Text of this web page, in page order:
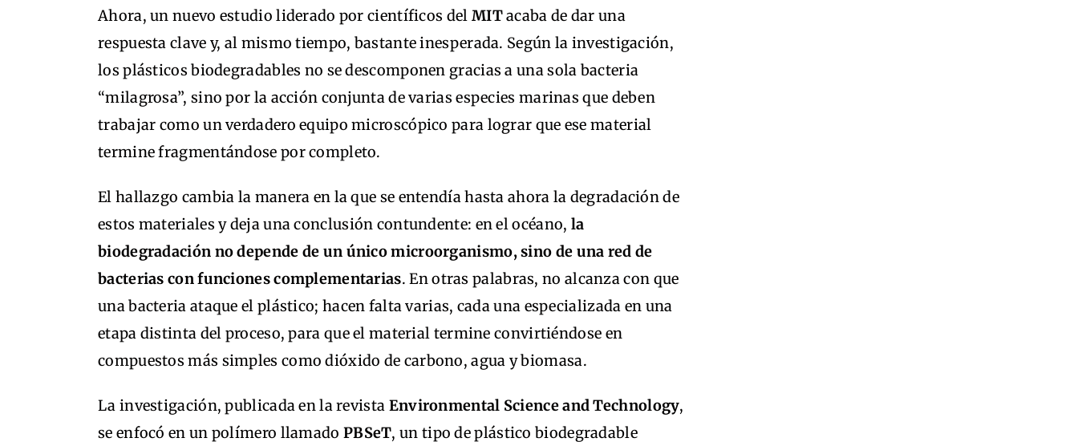
Ahora, un nuevo estudio liderado por científicos del MITacaba de dar una
respuesta clave y, al mismo tiempo, bastante inesperada. Según la investigación,
los plásticos biodegradables no se descomponen gracias a una sola bacteria
“milagrosa”, sino por la acción conjunta de varias especies marinas que deben
trabajar como un verdadero equipo microscópico para lograr que ese material
termine fragmentándose por completo.
El hallazgo cambia la manera en la que se entendía hasta ahora la degradación de
estos materiales y deja una conclusión contundente: en el océano, la
biodegradación no depende de un único microorganismo, sino de una red de
bacterias con funciones complementarias. En otras palabras, no alcanza con que
una bacteria ataque el plástico; hacen falta varias, cada una especializada en una
etapa distinta del proceso, para que el material termine convirtiéndose en
compuestos más simples como dióxido de carbono, agua y biomasa.
La investigación, publicada en la revista Environmental Science and Technology,
se enfocó en un polímero llamado PBSeT, un tipo de plástico biodegradable